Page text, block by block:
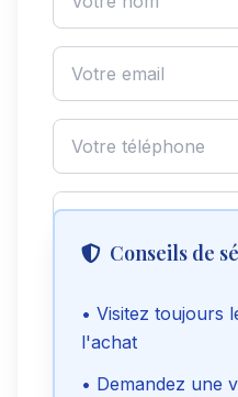
Envoyer
Conseils de
• Visitez toujours
l'achat
• Demandez une